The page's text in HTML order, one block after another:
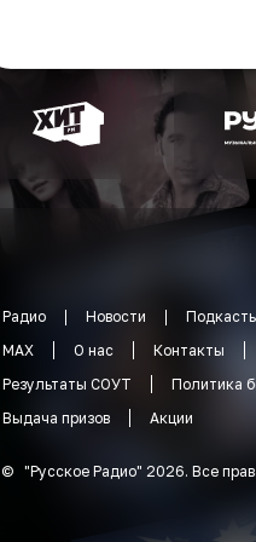
Радио Новости
MAX
О нас Контакты
Результаты СОУТ
Политика
Выдача призов
Акции
© "Русское Радио" 2026. Все